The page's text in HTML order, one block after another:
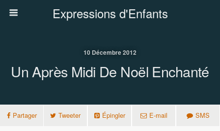
Expressions d'Enfants
10 Décembre 2012
Un Après Midi De Noël Enchanté
Partager Tweeter Épingler E-mail SMS